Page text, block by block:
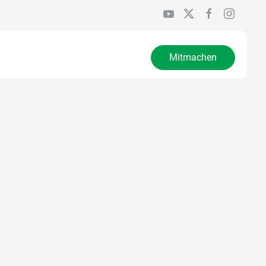
Mitmachen